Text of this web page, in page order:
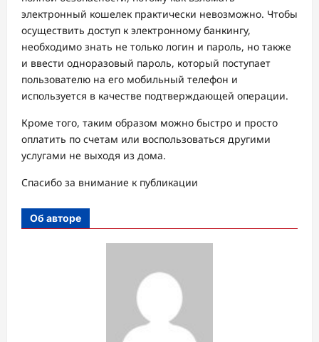
электронный кошелек практически невозможно. Чтобы
осуществить доступ к электронному банкингу,
необходимо знать не только логин и пароль, но также
и ввести одноразовый пароль, который поступает
пользователю на его мобильный телефон и
используется в качестве подтверждающей операции.
Кроме того, таким образом можно быстро и просто
оплатить по счетам или воспользоваться другими
услугами не выходя из дома.
Спасибо за внимание к публикации
Об авторе